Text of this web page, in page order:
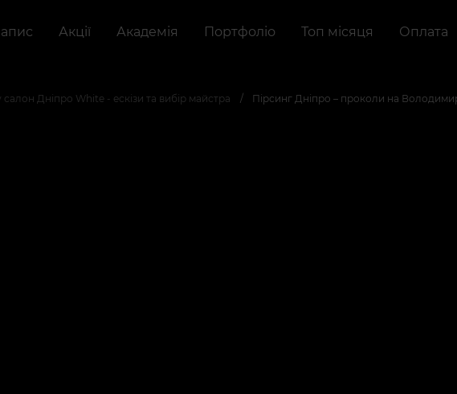
Акції Академія Портфоліо Топ місяця Оплата
салон Дніпро White - ескізи та вибір майстра Пірсинг Дніпро – проколи на